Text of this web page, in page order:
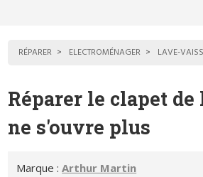
RÉPARER ELECTROMÉNAGER LAVE-
Réparer le clapet
ne s'ouvre plus
Marque :Arthur Martin